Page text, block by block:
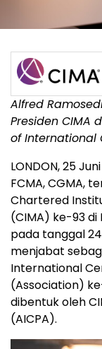
Alfred
Presiden CIMA
of International
LONDON,25
FCMA, CGMA,
Chartered
(CIMA) ke-93 di
pada tanggal
menjabat
International
(Association)
dibentuk oleh
(AICPA).